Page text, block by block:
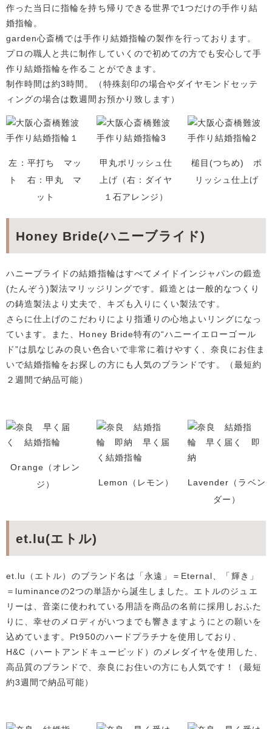
作った当日に指輪を持ち帰りできる世界で1つだけの手作り結
婚指輪。
garden心斎橋では手作り結婚指輪の製作を行っております。
プロの職人と共に制作していくので初めての方でも安心して手
作り結婚指輪を作ることができます。
制作時間は約3時間。（特殊刻印の場合やダイヤモンドセッテ
ィングの場合は数週間お預かり致します）
左：平打ち マッ
ト 右：甲丸 マ
ット
甲丸ポリッシュ仕
上げ（右：ダイヤ
１石アレンジ）
槌目(つちめ) ポ
リッシュ仕上げ
Honey Bride(ハニーブライド)
ハニーブライドの結婚指輪はすべてメイドインジャパンの鍛造
(たんぞう)製法マリッジリングです。鍛造とは一般的なつくり
の鋳造製法より丈夫で、キズも入りにくい製法です。
さらに仕上げのこだわりにより指通りの心地よいリングになっ
ています。また、Honey Bride特有の“ハニーイエローゴール
ド”は肌なじみの良い色合いで非常に着けやすく、奈良にお住ま
いで結婚指輪をお探しの方にも人気のブランドです。（最短約
２週間で納品可能）
Orange（オレン
ジ）
Lemon（レモン）
Lavender（ラベン
ダー）
et.lu(エトル)
et.lu（エトル）のブランド名は「永遠」＝Eternal、「輝き」
＝luminanceの2つの単語から誕生しました。エトルのジュエ
リーは、音楽に使われている用語を商品の名前に採用しおふた
りに、幸せのメロディがいつまでも響きますようにとの願いを
込めています。Pt950のハードプラチナを使用しており、
H&C（ハートアンドキューピッド）のメレダイヤを使用した、
高品質のブランドで、奈良にお住いの方にも人気です！（最短
約3週間で納品可能）